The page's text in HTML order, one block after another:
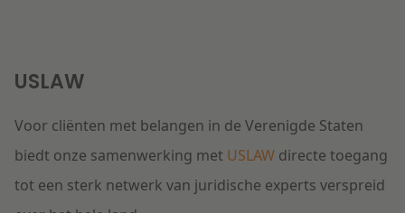
USLAW
Voor cliënten met belangen in de Verenigde Staten
biedt onze samenwerking met USLAW directe toegang
tot een sterk netwerk van juridische experts verspreid